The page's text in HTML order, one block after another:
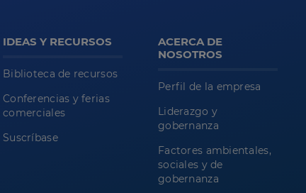
IDEAS Y RECURSOS
Biblioteca de recursos
Conferencias y ferias
comerciales
Suscríbase
ACERCA DE
NOSOTROS
Perfil de la empresa
Liderazgo y
gobernanza
Factores ambientales,
sociales y de
gobernanza